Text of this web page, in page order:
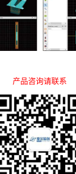
产品咨询请联系